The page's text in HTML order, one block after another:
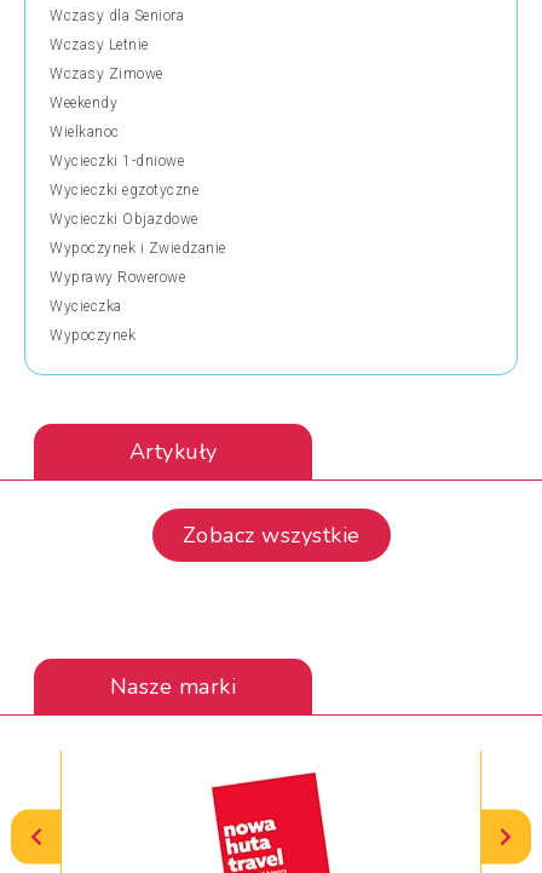
Wczasy dla Seniora
Wczasy Letnie
Wczasy Zimowe
Weekendy
Wielkanoc
Wycieczki 1-dniowe
Wycieczki egzotyczne
Wycieczki Objazdowe
Wypoczynek i Zwiedzanie
Wyprawy Rowerowe
Wycieczka
Wypoczynek
Artykuły
Zobacz wszystkie
Nasze marki